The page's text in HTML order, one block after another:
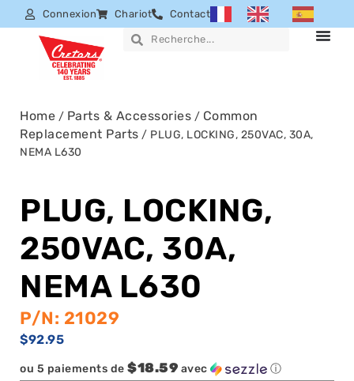
Connexion Chariot Contact
Home / Parts & Accessories / Common
Replacement Parts / PLUG, LOCKING, 250VAC, 30A,
NEMA L630
PLUG, LOCKING,
250VAC, 30A,
NEMA L630
P/N: 21029
$92.95
ou 5 paiements de $18.59 avec ⓘ